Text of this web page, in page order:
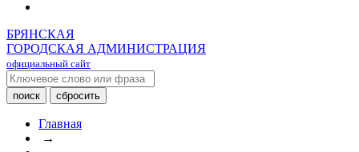
БРЯНСКАЯ
ГОРОДСКАЯ АДМИНИСТРАЦИЯ
официальный сайт
Главная
→